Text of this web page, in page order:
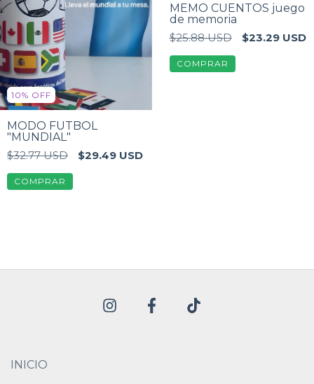
10% OFF
MODO FUTBOL
"MUNDIAL"
$32.77 USD
$29.49 USD
MEMO CUENTOS juego
de memoria
$25.88 USD
$23.29 USD
INICIO